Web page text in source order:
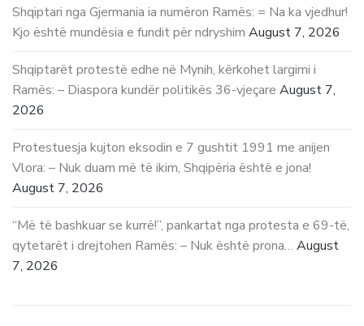
Shqiptari nga Gjermania ia numëron Ramës: = Na ka vjedhur!
Kjo është mundësia e fundit për ndryshim August 7, 2026
Shqiptarët protestë edhe në Mynih, kërkohet largimi i
Ramës: – Diaspora kundër politikës 36-vjeçare August 7,
2026
Protestuesja kujton eksodin e 7 gushtit 1991 me anijen
Vlora: – Nuk duam më të ikim, Shqipëria është e jona!
August 7, 2026
“Më të bashkuar se kurrë!”, pankartat nga protesta e 69-të,
qytetarët i drejtohen Ramës: – Nuk është prona… August
7, 2026